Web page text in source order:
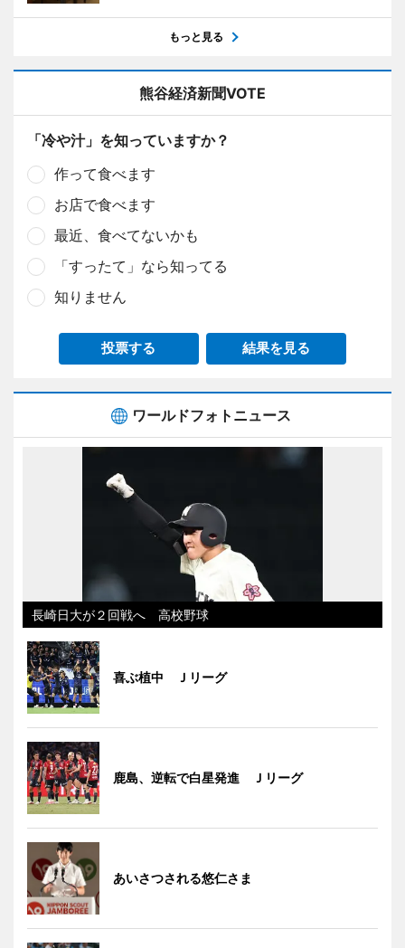
もっと見る
熊谷経済新聞VOTE
「冷や汁」を知っていますか？
作って食べます
お店で食べます
最近、食べてないかも
「すったて」なら知ってる
知りません
投票する 結果を見る
ワールドフォトニュース
長崎日大が２回戦へ 高校野球
喜ぶ植中 Ｊリーグ
鹿島、逆転で白星発進 Ｊリーグ
あいさつされる悠仁さま